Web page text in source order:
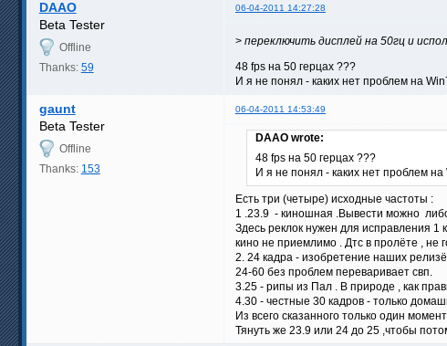
DAAO 06-04-2011 14:27:28
Beta Tester
Offline
Thanks: 59
> переключить дисплей на 50гц и
48 fps на 50 герцах ???
И я не понял - каких нет проблем на
gaunt 06-04-2011 14:53:49
Beta Tester
Offline
Thanks: 153
DAAO wrote:
48 fps на 50 герцах ???
И я не понял - каких нет проблем на
Есть три (четыре) исходные частоты :
1 .23.9 - киношная .Вывести можно
Здесь реклок нужен для исправления
кино не приемлимо . Дтс в пролёте , не
2. 24 кадра - изобретение наших
24-60 без проблем переваривает свп.
3.25 - рипы из Пал . В природе , как
4.30 - честные 30 кадров - только
Из всего сказанного только один
Тянуть же 23.9 или 24 до 25 ,чтобы